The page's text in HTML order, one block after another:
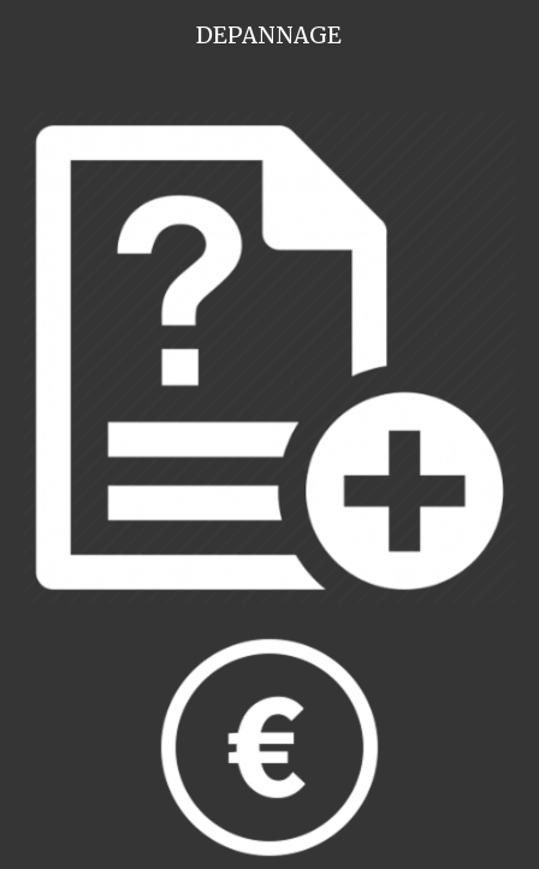
DEPANNAGE